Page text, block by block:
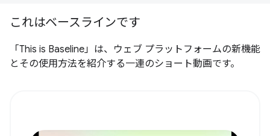
これはベースラインです
「This is Baseline」は、ウェブ プラットフォームの新機能
とその使用方法を紹介する一連のショート動画です。